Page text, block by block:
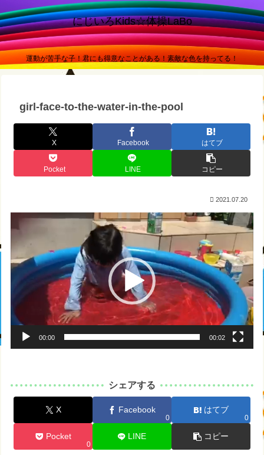
にじいろKids☆体操LaBo
運動が苦手な子！君にも得意なことがある！素敵な色を持ってる！
girl-face-to-the-water-in-the-pool
X Facebook はてブ
Pocket LINE コピー
2021.07.20
動
レ
ヤ
ー
00:00 00:02
シェアする
X Facebook
0
はてブ
0
Pocket
0
LINE コピー